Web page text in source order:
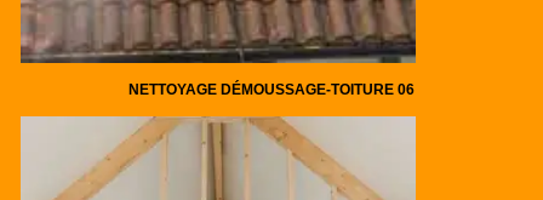
NETTOYAGE DÉMOUSSAGE-TOITURE 06